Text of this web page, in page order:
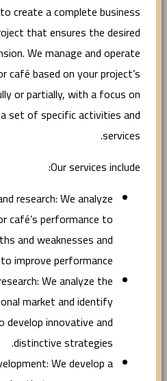
create a complete business
that ensures the desired
We manage and operate
café based on your project’s
or partially, with a focus on
set of specific activities and
services.
Our services include:
research: We analyze
café’s performance to
and weaknesses and
improve performance.
We analyze the
market and identify
innovative and
distinctive strategies.
We develop a